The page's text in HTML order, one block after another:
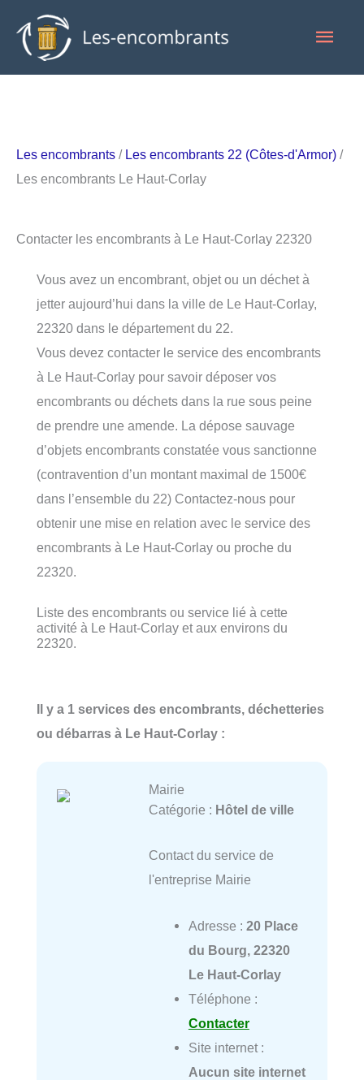
contenu
Les encombrants / Les encombrants 22 (Côtes-d'Armor) /
Les encombrants Le Haut-Corlay
Contacter les encombrants à Le Haut-Corlay 22320
Vous avez un encombrant, objet ou un déchet à
jetter aujourd’hui dans la ville de Le Haut-Corlay,
22320 dans le département du 22.
Vous devez contacter le service des encombrants
à Le Haut-Corlay pour savoir déposer vos
encombrants ou déchets dans la rue sous peine
de prendre une amende. La dépose sauvage
d’objets encombrants constatée vous sanctionne
(contravention d’un montant maximal de 1500€
dans l’ensemble du 22) Contactez-nous pour
obtenir une mise en relation avec le service des
encombrants à Le Haut-Corlay ou proche du
22320.
Liste des encombrants ou service lié à cette
activité à Le Haut-Corlay et aux environs du
22320.
Il y a 1 services des encombrants, déchetteries
ou débarras à Le Haut-Corlay :
Mairie
Catégorie : Hôtel de ville
Contact du service de
l'entreprise Mairie
Adresse : 20 Place
du Bourg, 22320
Le Haut-Corlay
Téléphone :
Contacter
Site internet :
Aucun site internet